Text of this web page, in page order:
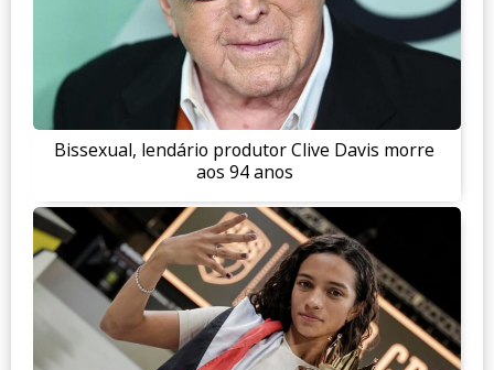
Bissexual, lendário produtor Clive Davis morre
aos 94 anos